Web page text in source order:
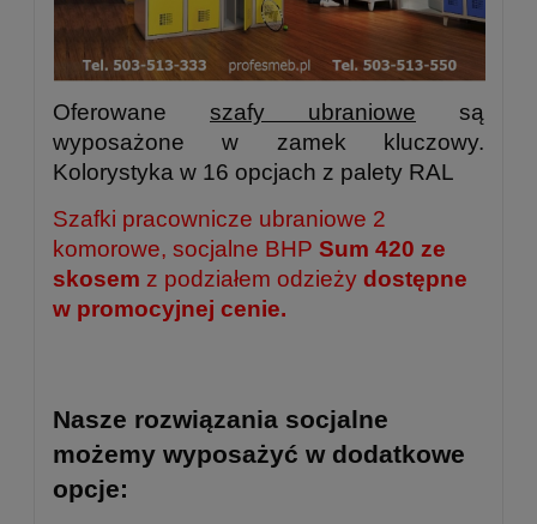
Oferowane szafy ubraniowe są
wyposażone w zamek kluczowy.
Kolorystyka w 16 opcjach z palety RAL
Szafki pracownicze ubraniowe 2
komorowe, socjalne BHP Sum 420 ze
skosem z podziałem odzieży dostępne
w promocyjnej cenie.
Nasze rozwiązania socjalne
możemy wyposażyć w dodatkowe
opcje: